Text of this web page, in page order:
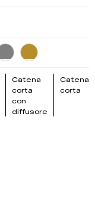
Catena
corta
con
diffusore
Catena
corta